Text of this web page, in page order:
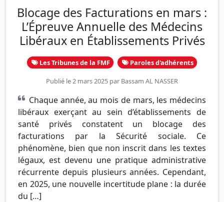
Blocage des Facturations en mars :
L’Épreuve Annuelle des Médecins
Libéraux en Établissements Privés
Les Tribunes de la FMF Paroles d'adhérents
Publié le 2 mars 2025 par Bassam AL NASSER
Chaque année, au mois de mars, les médecins
libéraux exerçant au sein d’établissements de
santé privés constatent un blocage des
facturations par la Sécurité sociale. Ce
phénomène, bien que non inscrit dans les textes
légaux, est devenu une pratique administrative
récurrente depuis plusieurs années. Cependant,
en 2025, une nouvelle incertitude plane : la durée
du […]